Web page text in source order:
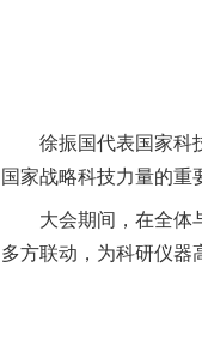
徐振国代表国家科
国家战略科技力量的重
大会期间，在全体
多方联动，为科研仪器